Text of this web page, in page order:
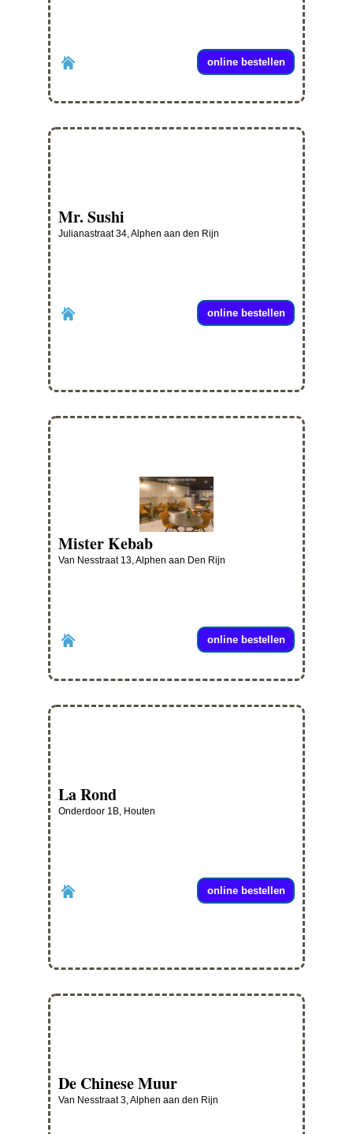
online bestellen
Mr. Sushi
Julianastraat 34, Alphen aan den Rijn
online bestellen
Mister Kebab
Van Nesstraat 13, Alphen aan Den Rijn
online bestellen
La Rond
Onderdoor 1B, Houten
online bestellen
De Chinese Muur
Van Nesstraat 3, Alphen aan den Rijn